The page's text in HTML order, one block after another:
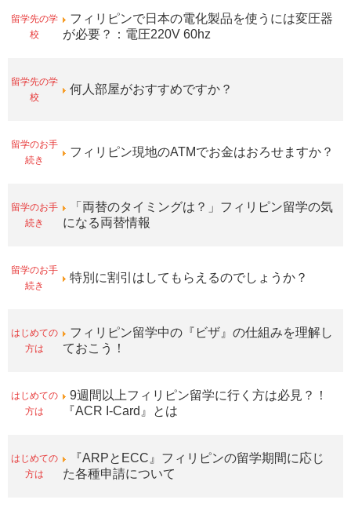
留学先の学
校
フィリピンで日本の電化製品を使うには変圧器
が必要？：電圧220V 60hz
留学先の学
校
何人部屋がおすすめですか？
留学のお手
続き
フィリピン現地のATMでお金はおろせますか？
留学のお手
続き
「両替のタイミングは？」フィリピン留学の気
になる両替情報
留学のお手
続き
特別に割引はしてもらえるのでしょうか？
はじめての
方は
フィリピン留学中の『ビザ』の仕組みを理解し
ておこう！
はじめての
方は
9週間以上フィリピン留学に行く方は必見？！
『ACR I-Card』とは
はじめての
方は
『ARPとECC』フィリピンの留学期間に応じ
た各種申請について